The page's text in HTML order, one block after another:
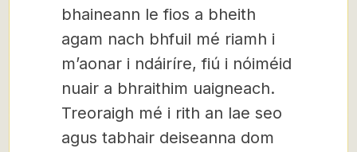
bhaineann le fios a bheith
agam nach bhfuil mé riamh i
m’aonar i ndáiríre, fiú i nóiméid
nuair a bhraithim uaigneach.
Treoraigh mé i rith an lae seo
agus tabhair deiseanna dom